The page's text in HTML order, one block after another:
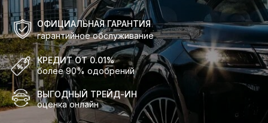
ПОЛУЧИТЬ СПЕЦПРЕДЛОЖЕНИЕ
Индивидуальное